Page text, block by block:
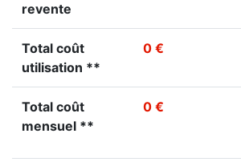
revente
Total coût
utilisation **
0 €
Total coût
mensuel **
0 €